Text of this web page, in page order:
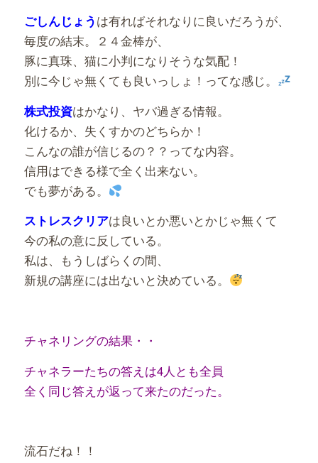
ごしんじょうは有ればそれなりに良いだろうが、
毎度の結末。２４金棒が、
豚に真珠、猫に小判になりそうな気配！
別に今じゃ無くても良いっしょ！ってな感じ。
株式投資はかなり、ヤバ過ぎる情報。
化けるか、失くすかのどちらか！
こんなの誰が信じるの？？ってな内容。
信用はできる様で全く出来ない。
でも夢がある。
ストレスクリアは良いとか悪いとかじゃ無くて
今の私の意に反している。
私は、もうしばらくの間、
新規の講座には出ないと決めている。
チャネリングの結果・・
チャネラーたちの答えは4人とも全員
全く同じ答えが返って来たのだった。
流石だね！！